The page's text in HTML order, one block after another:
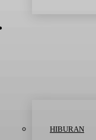
HIBURAN